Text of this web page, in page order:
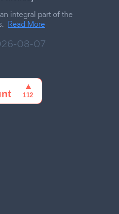
integral part of the
Read More
08-07